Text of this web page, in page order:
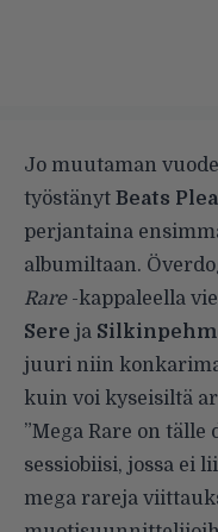
Jo muutaman
työstänyt Beats
perjantaina
albumiltaan.
Rare-kappaleella
Sere ja
juuri niin
kuin voi kyseisiltä
”Mega Rare on
sessiobiisi, jossa ei
mega rareja